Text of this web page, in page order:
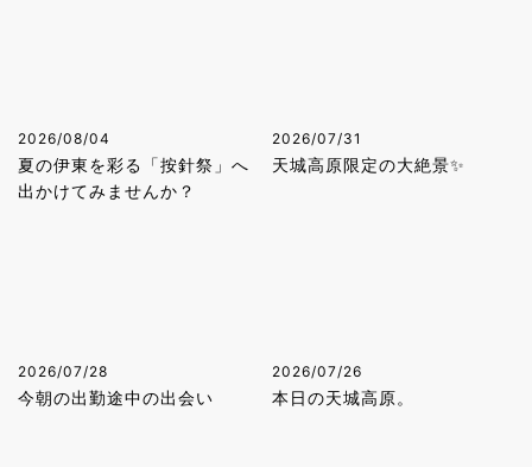
2026/08/04
夏の伊東を彩る「按針祭」へ
出かけてみませんか？
2026/07/31
天城高原限定の大絶景✨
2026/07/28
今朝の出勤途中の出会い
2026/07/26
本日の天城高原。